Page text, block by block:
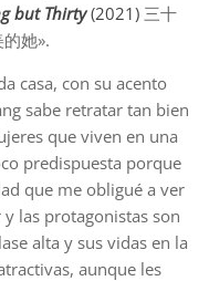
but Thirty (2021) 三十
她».
casa, con su acento
sabe retratar tan bien
que viven en una
predispuesta porque
que me obligué a ver
las protagonistas son
alta y sus vidas en la
aunque les